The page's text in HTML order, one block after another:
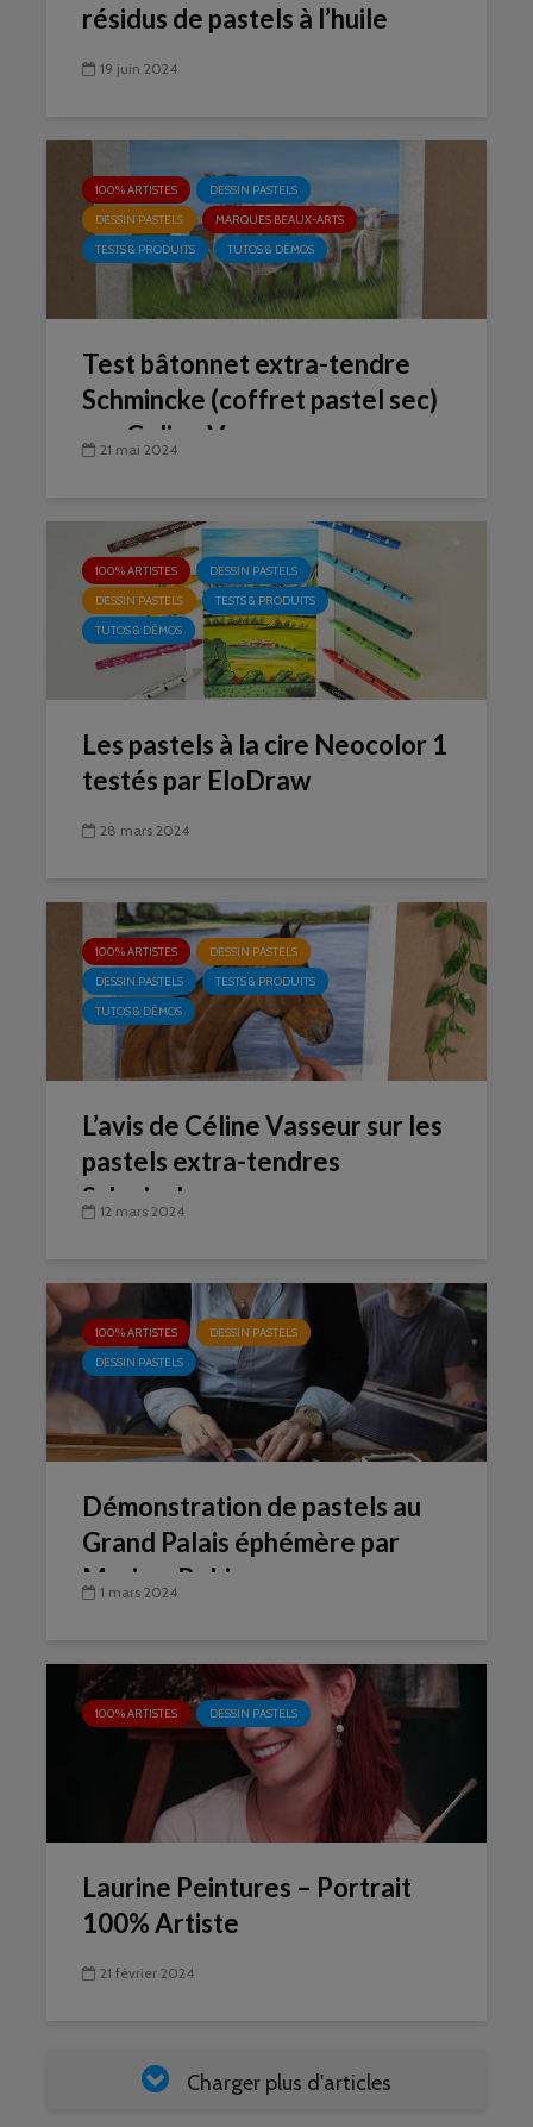
résidus de pastels à l’huile
19 juin 2024
100% ARTISTES
DESSIN PASTELS
DESSIN PASTELS
MARQUES BEAUX-ARTS
TESTS & PRODUITS
TUTOS & DÉMOS
Test bâtonnet extra-tendre
Schmincke (coffret pastel sec)
par Celine Vasseur
21 mai 2024
100% ARTISTES
DESSIN PASTELS
DESSIN PASTELS
TESTS & PRODUITS
TUTOS & DÉMOS
Les pastels à la cire Neocolor 1
testés par EloDraw
28 mars 2024
100% ARTISTES
DESSIN PASTELS
DESSIN PASTELS
TESTS & PRODUITS
TUTOS & DÉMOS
L’avis de Céline Vasseur sur les
pastels extra-tendres
Schmincke
12 mars 2024
100% ARTISTES
DESSIN PASTELS
DESSIN PASTELS
Démonstration de pastels au
Grand Palais éphémère par
Myriam Robin
1 mars 2024
100% ARTISTES DESSIN PASTELS
Laurine Peintures – Portrait
100% Artiste
21 février 2024
Charger plus d'articles